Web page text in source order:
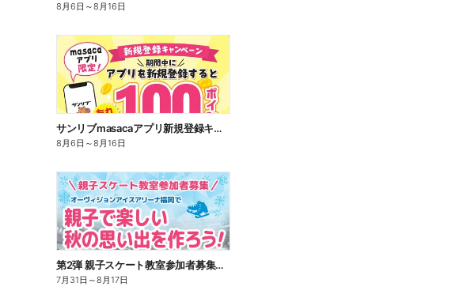
8月6日 ～8月16日
サンリブmasacaアプリ新規登録キャンペーン!
8月6日 ～8月16日
第2弾 親子スケート教室参加者募集キャンペーン開催!!
7月31日 ～8月17日